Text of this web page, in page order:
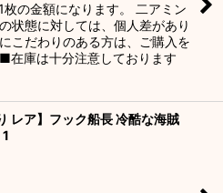
の金額になります。 二アミン
状態に対しては、個人差があり
こだわりのある方は、ご購入を
在庫は十分注意しております
レア】フック船長 冷酷な海賊